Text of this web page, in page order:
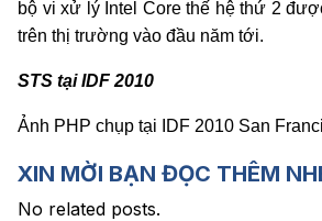
bộ vi xử lý Intel Core thế hệ thứ 2
trên thị trường vào đầu năm tới.
STS tại IDF 2010
Ảnh PHP chụp tại IDF 2010 San
XIN MỜI BẠN ĐỌC THÊM
No related posts.